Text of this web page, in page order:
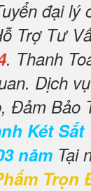
đại lý
Trợ Tư
. Thanh
Dịch
Đảm Bảo
Két Sắt
năm Tại
Trọn